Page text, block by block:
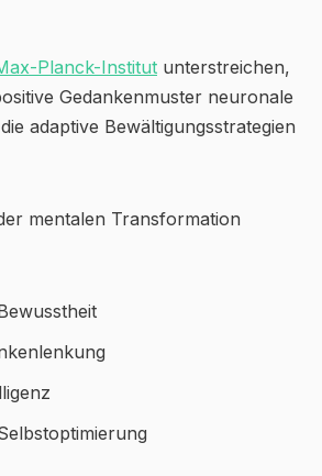
Planck-Institut unterstreichen,
Gedankenmuster neuronale
adaptive Bewältigungsstrategien
mentalen Transformation